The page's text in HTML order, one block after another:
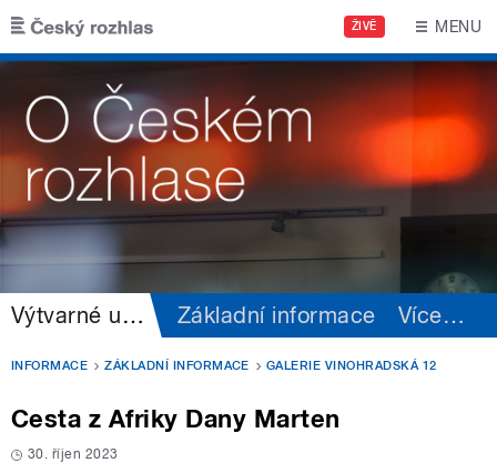
Přejít k hlavnímu obsahu
ŽIVĚ MENU
Výtvarné umění Základní informace Více…
INFORMACE ZÁKLADNÍ INFORMACE GALERIE VINOHRADSKÁ 12
Cesta z Afriky Dany Marten
30. říjen 2023